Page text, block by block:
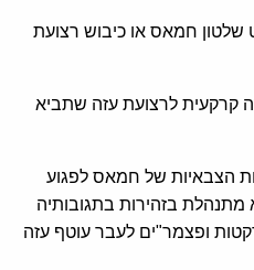
שלטון חמאס או כיבוש רצועת
קרקעית לרצועת עזה שתביא
הצבאיות של חמאס לפגוע
מתנהלת בזהירות בתגובותיה
ופצמר"ים לעבר עוטף עזה